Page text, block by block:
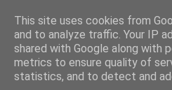
This site uses cookies from
and to analyze traffic. Your IP
shared with Google along with
metrics to ensure quality of
statistics, and to detect and